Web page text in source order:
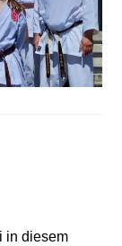
in diesem